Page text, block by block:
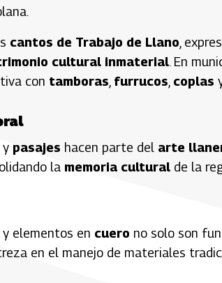
cantos de Trabajo de Llano ,
cultural inmaterial. En
con tamboras furrucos coplas
y pasajes hacen parte del arte
la memoria cultural de la
y elementos en cuero no solo son
en el manejo de materiales